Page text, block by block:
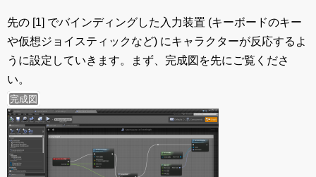
先の [1] でバインディングした入力装置 (キーボードのキー
や仮想ジョイスティックなど) にキャラクターが反応するよ
うに設定していきます。まず、完成図を先にご覧くださ
い。
完成図